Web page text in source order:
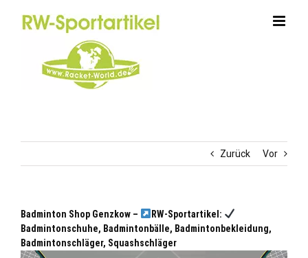
Zurück Vor
Badminton Shop Genzkow –
RW-Sportartikel:
Badmintonschuhe, Badmintonbälle, Badmintonbekleidung,
Badmintonschläger, Squashschläger